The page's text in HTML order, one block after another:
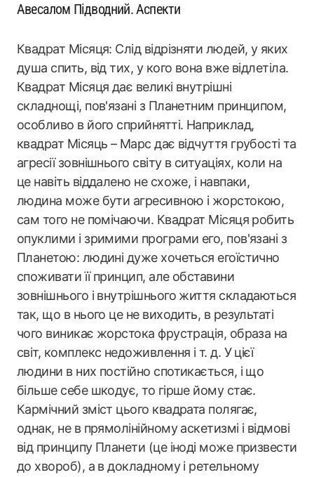
Авесалом Підводний. Аспекти
Квадрат Місяця: Слід відрізняти людей, у яких
душа спить, від тих, у кого вона вже відлетіла.
Квадрат Місяця дає великі внутрішні
складнощі, пов'язані з Планетним принципом,
особливо в його сприйнятті. Наприклад,
квадрат Місяць – Марс дає відчуття грубості та
агресії зовнішнього світу в ситуаціях, коли на
це навіть віддалено не схоже, і навпаки,
людина може бути агресивною і жорстокою,
сам того не помічаючи. Квадрат Місяця робить
опуклими і зримими програми его, пов'язані з
Планетою: людині дуже хочеться егоїстично
споживати її принцип, але обставини
зовнішнього і внутрішнього життя складаються
так, що в нього це не виходить, в результаті
чого виникає жорстока фрустрація, образа на
світ, комплекс недоживлення і т. д. У цієї
людини в них постійно спотикається, і що
більше себе шкодує, то гірше йому стає.
Кармічний зміст цього квадрата полягає,
однак, не в прямолінійному аскетизмі і відмові
від принципу Планети (це іноді може призвести
до хвороб), а в докладному і ретельному